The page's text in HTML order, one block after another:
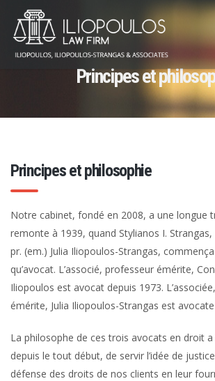
Principes et
Principes et philosophie
Notre cabinet, fondé en 2008, a une longue
remonte à 1939, quand Stylianos I. Strangas,
pr. (em.) Julia Iliopoulos-Strangas,
qu’avocat. L’associé, professeur émérite,
Iliopoulos est avocat depuis 1973.
émérite, Julia Iliopoulos-Strangas est
La philosophe de ces trois avocats en droit
depuis le tout début, de servir l’idée de
défense des droits de nos clients en leur